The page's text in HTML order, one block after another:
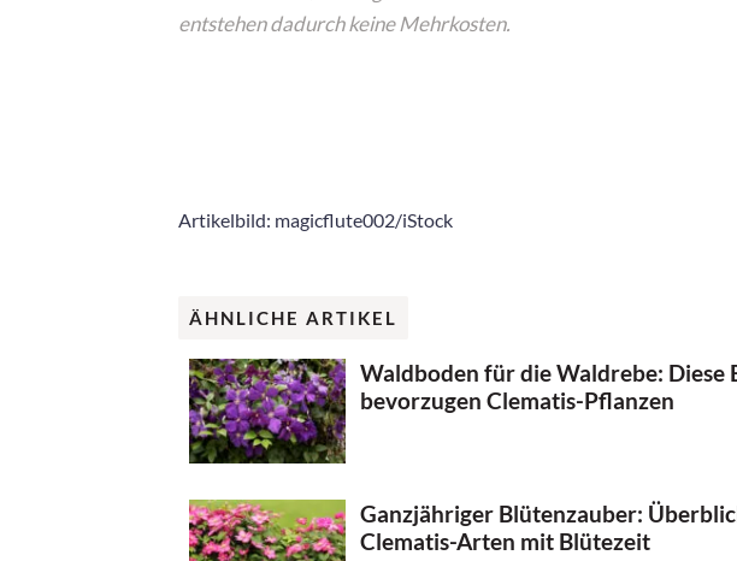
entstehen dadurch keine Mehrkosten.
Artikelbild: magicflute002/iStock
ÄHNLICHE ARTIKEL
Waldboden für die Waldrebe: Diese
bevorzugen Clematis-Pflanzen
Ganzjähriger Blütenzauber:
Clematis-Arten mit Blütezeit